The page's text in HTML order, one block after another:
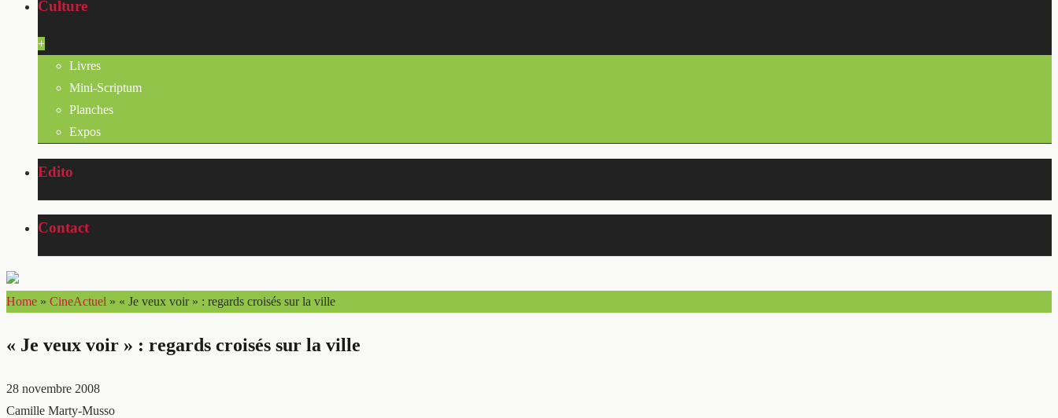
Culture
+
Livres
Mini-Scriptum
Planches
Expos
Edito
Contact
Home » CineActuel » « Je veux voir » : regards croisés sur la ville
« Je veux voir » : regards croisés sur la ville
28 novembre 2008
Camille Marty-Musso